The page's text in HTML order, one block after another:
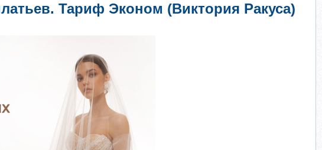
Тариф Эконом (Виктория Ракуса)